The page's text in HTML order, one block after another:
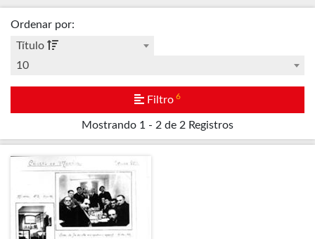
Mostrando 1 - 2 de 2 Registros
Ordenar por:
Título
10
Filtro 6